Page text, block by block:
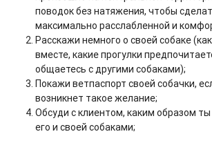
поводок без натяжения, чтобы
максимально расслабленной и
Расскажи немного о своей собаке
вместе, какие прогулки
общаетесь с другими собаками);
Покажи ветпаспорт своей собачки,
возникнет такое желание;
Обсуди с клиентом, каким образом
его и своей собаками;